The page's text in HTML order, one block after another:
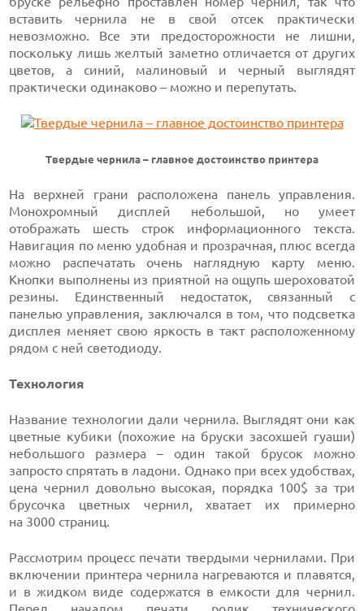
вставить чернила не в свой отсек практически
невозможно. Все эти предосторожности не лишни,
поскольку лишь желтый заметно отличается от других
цветов, а синий, малиновый и черный выглядят
практически одинаково – можно и перепутать.
Твердые чернила – главное достоинство принтера
На верхней грани расположена панель управления.
Монохромный дисплей небольшой, но умеет
отображать шесть строк информационного текста.
Навигация по меню удобная и прозрачная, плюс всегда
можно распечатать очень наглядную карту меню.
Кнопки выполнены из приятной на ощупь шероховатой
резины. Единственный недостаток, связанный с
панелью управления, заключался в том, что подсветка
дисплея меняет свою яркость в такт расположенному
рядом с ней светодиоду.
Технология
Название технологии дали чернила. Выглядят они как
цветные кубики (похожие на бруски засохшей гуаши)
небольшого размера – один такой брусок можно
запросто спрятать в ладони. Однако при всех удобствах,
цена чернил довольно высокая, порядка 100$ за три
брусочка цветных чернил, хватает их примерно
на 3000 страниц.
Рассмотрим процесс печати твердыми чернилами. При
включении принтера чернила нагреваются и плавятся,
и в жидком виде содержатся в емкости для чернил.